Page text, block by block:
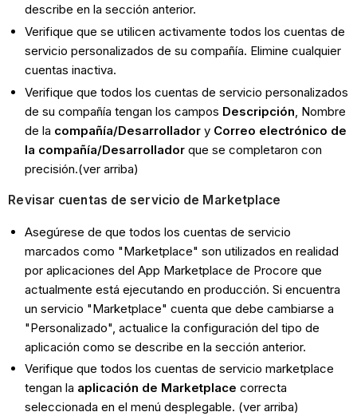
describe en la sección anterior.
Verifique que se utilicen activamente todos los cuentas de
servicio personalizados de su compañía. Elimine cualquier
cuentas inactiva.
Verifique que todos los cuentas de servicio personalizados
de su compañía tengan los campos Descripción , Nombre
de la compañía/Desarrollador y Correo electrónico de
la compañía/Desarrollador que se completaron con
precisión.(ver arriba)
Revisar cuentas de servicio de Marketplace
Asegúrese de que todos los cuentas de servicio
marcados como "Marketplace" son utilizados en realidad
por aplicaciones del App Marketplace de Procore que
actualmente está ejecutando en producción. Si encuentra
un servicio "Marketplace" cuenta que debe cambiarse a
"Personalizado", actualice la configuración del tipo de
aplicación como se describe en la sección anterior.
Verifique que todos los cuentas de servicio marketplace
tengan la aplicación de Marketplace correcta
seleccionada en el menú desplegable. (ver arriba)